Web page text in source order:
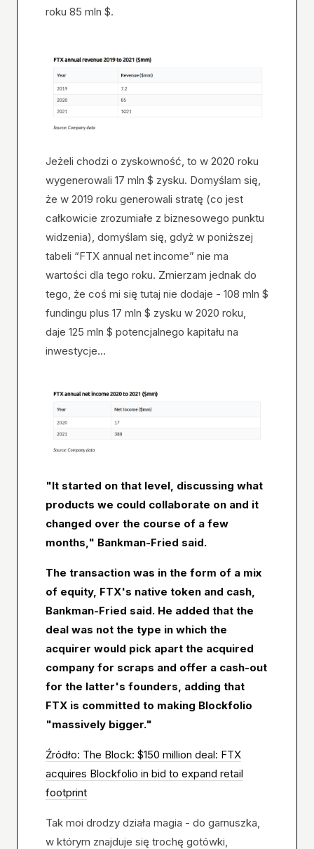
roku 85 mln $.
Jeżeli chodzi o zyskowność, to w 2020 roku
wygenerowali 17 mln $ zysku. Domyślam się,
że w 2019 roku generowali stratę (co jest
całkowicie zrozumiałe z biznesowego punktu
widzenia), domyślam się, gdyż w poniższej
tabeli “FTX annual net income” nie ma
wartości dla tego roku. Zmierzam jednak do
tego, że coś mi się tutaj nie dodaje - 108 mln $
fundingu plus 17 mln $ zysku w 2020 roku,
daje 125 mln $ potencjalnego kapitału na
inwestycje…
"It started on that level, discussing what
products we could collaborate on and it
changed over the course of a few
months," Bankman-Fried said.
The transaction was in the form of a mix
of equity, FTX's native token and cash,
Bankman-Fried said. He added that the
deal was not the type in which the
acquirer would pick apart the acquired
company for scraps and offer a cash-out
for the latter's founders, adding that
FTX is committed to making Blockfolio
"massively bigger."
Źródło: The Block: $150 million deal: FTX
acquires Blockfolio in bid to expand retail
footprint
Tak moi drodzy działa magia - do garnuszka,
w którym znajduje się trochę gotówki,